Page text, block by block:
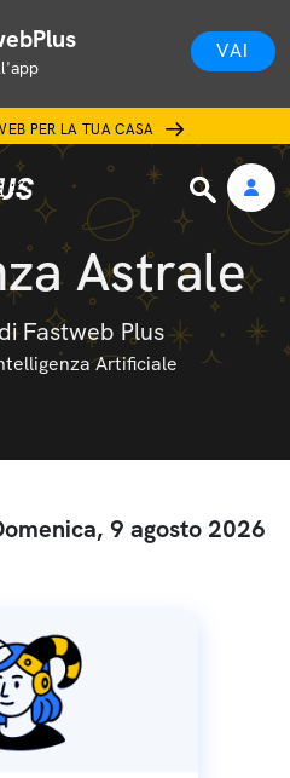
VAI
PER LA TUA CASA
Astrale
Fastweb Plus
Artificiale
9 agosto 2026